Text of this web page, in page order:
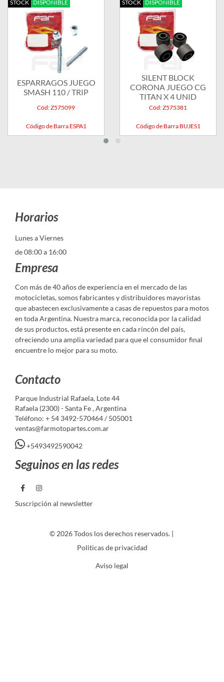
STOCK DISPONIBLE
ESPARRAGOS JUEGO
SMASH 110 / TRIP
Cód: Z575099
Código de Barra ESPA1
STOCK DISPONIBLE
SILENT BLOCK
CORONA JUEGO CG
TITAN X 4 UNID
Cód: Z575381
Código de Barra BUJES1
Horarios
Lunes a Viernes
de 08:00 a 16:00
Empresa
Con más de 40 años de experiencia en el mercado de las
motocicletas, somos fabricantes y distribuidores mayoristas
que abastecen exclusivamente a casas de repuestos para motos
en toda Argentina. Nuestra marca, reconocida por la calidad
de sus productos, está presente en cada rincón del país,
ofreciendo una amplia variedad para que el consumidor final
encuentre lo mejor para su moto.
Contacto
Parque Industrial Rafaela, Lote 44
Rafaela (2300) - Santa Fe , Argentina
Teléfono: + 54 3492-570464 / 505001
ventas@farmotopartes.com.ar
+5493492590042
Seguinos en las redes
Suscripción al newsletter
© 2026 Todos los derechos reservados. |
Politicas de privacidad
Aviso legal